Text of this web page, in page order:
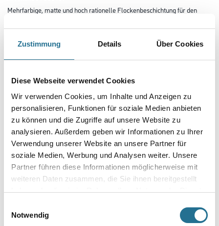
Zustimmung Details Über Cookies
Diese Webseite verwendet Cookies
Wir verwenden Cookies, um Inhalte und Anzeigen zu
personalisieren, Funktionen für soziale Medien anbieten
zu können und die Zugriffe auf unsere Website zu
analysieren. Außerdem geben wir Informationen zu Ihrer
Verwendung unserer Website an unsere Partner für
soziale Medien, Werbung und Analysen weiter. Unsere
Partner führen diese Informationen möglicherweise mit
weiteren Daten zusammen, die Sie ihnen bereitgestellt
haben oder die sie im Rahmen Ihrer Nutzung der Dienste
Notwendig
Mehrfarbige, matte und hoch rationelle Flockenbeschichtung für den
Farbtonbezeichnung
Glanzgrad
Gebinde
Umrechnungsfaktoren